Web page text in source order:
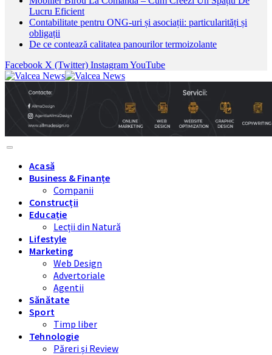
Lucru Eficient
Contabilitate pentru ONG-uri și asociații: particularități și
obligații
De ce contează calitatea panourilor termoizolante
Facebook X (Twitter) InstagramYouTube
Acasă
Business & Finanțe
Companii
Construcții
Educație
Lecții din Natură
Lifestyle
Marketing
Web Design
Advertoriale
Agentii
Sănătate
Sport
Timp liber
Tehnologie
Păreri și Review